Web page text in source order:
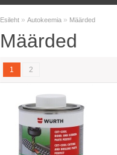
Esileht » Autokeemia » Määrded
Määrded
1 2